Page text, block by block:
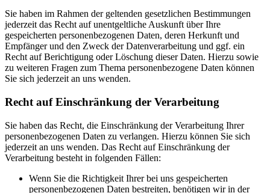
Sie haben im Rahmen der geltenden gesetzlichen Bestimmungen
jederzeit das Recht auf unentgeltliche Auskunft über Ihre
gespeicherten personenbezogenen Daten, deren Herkunft und
Empfänger und den Zweck der Datenverarbeitung und ggf. ein
Recht auf Berichtigung oder Löschung dieser Daten. Hierzu sowie
zu weiteren Fragen zum Thema personenbezogene Daten können
Sie sich jederzeit an uns wenden.
Recht auf Einschränkung der Verarbeitung
Sie haben das Recht, die Einschränkung der Verarbeitung Ihrer
personenbezogenen Daten zu verlangen. Hierzu können Sie sich
jederzeit an uns wenden. Das Recht auf Einschränkung der
Verarbeitung besteht in folgenden Fällen:
Wenn Sie die Richtigkeit Ihrer bei uns gespeicherten
personenbezogenen Daten bestreiten, benötigen wir in der